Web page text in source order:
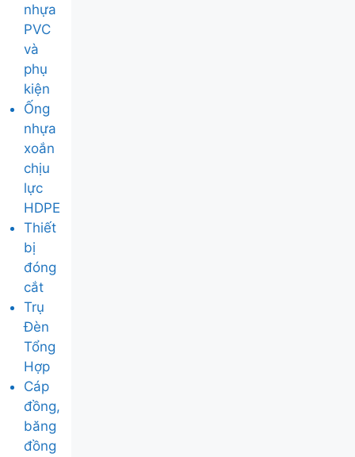
nhựa
PVC
và
phụ
kiện
Ống
nhựa
xoắn
chịu
lực
HDPE
Thiết
bị
đóng
cắt
Trụ
Đèn
Tổng
Hợp
Cáp
đồng,
băng
đồng